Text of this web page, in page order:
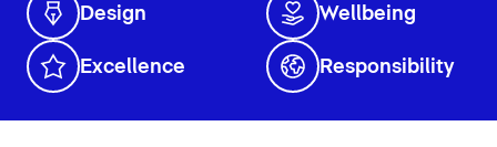
Design Wellbeing
Excellence Responsibility